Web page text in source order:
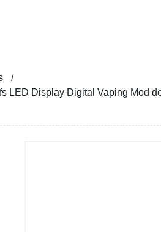
LED Display Digital Vaping Mod